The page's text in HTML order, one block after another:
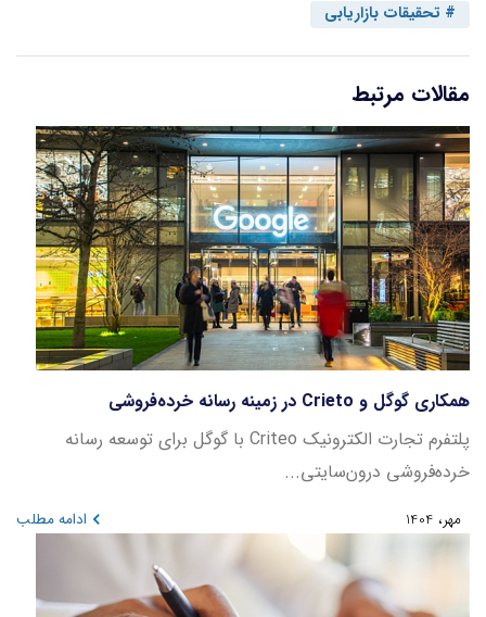
تحقیقات بازاریابی
مقالات مرتبط
همکاری گوگل و Crieto در زمینه رسانه خرده‌فروشی
پلتفرم تجارت الکترونیک Criteo با گوگل برای توسعه رسانه
خرده‌فروشی درون‌سایتی...
مهر، 1404 ادامه مطلب